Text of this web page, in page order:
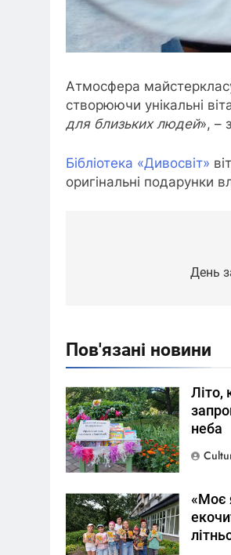
Атмосфера
створюючи унікальні
для близьких людей», –
Бібліотека «Дивосвіт»
оригінальні подарунки
День
Пов'язані новини
Літо,
неба
«Моє